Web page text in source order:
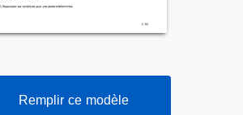
Remplir ce modèle